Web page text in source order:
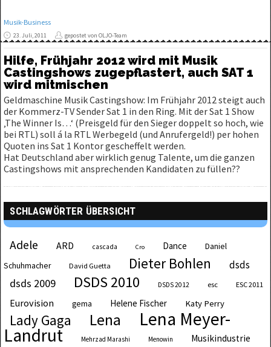
Musik-Business
23. Juli, 2011 gepostet von OLJO-Team
Hilfe, Frühjahr 2012 wird mit Musik
Castingshows zugepflastert, auch SAT 1
wird mitmischen
Geldmaschine Musik Castingshow: Im Frühjahr 2012 steigt auch
der Kommerz-TV Sender Sat 1 in den Ring. Mit der Sat 1 Show
‚The Winner Is…‘ (Preisgeld für den Sieger doppelt so hoch, wie
bei RTL) soll á la RTL Werbegeld (und Anrufergeld!) per hohen
Quoten ins Sat 1 Kontor gescheffelt werden.
Hat Deutschland aber wirklich genug Talente, um die ganzen
Castingshows mit ansprechenden Kandidaten zu füllen??
SCHLAGWÖRTER ÜBERSICHT
Adele ARD cascada Cro Dance
Daniel
Schuhmacher
David Guetta Dieter Bohlen dsds
dsds 2009 DSDS 2010 DSDS 2012 esc ESC 2011
Eurovision gema Helene Fischer Katy Perry
Lady Gaga Lena Lena Meyer-
Landrut Mehrzad Marashi Menowin Musikindustrie